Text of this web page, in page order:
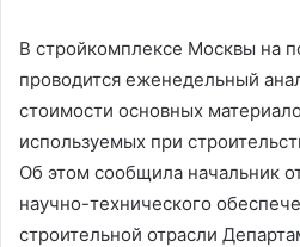
В стройкомплексе Москвы на
проводится еженедельный
стоимости основных
используемых при
Об этом сообщила начальник
научно-технического
строительной отрасли